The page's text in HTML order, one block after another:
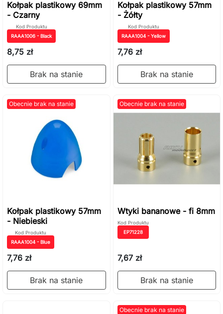
Kołpak plastikowy 69mm
- Czarny
Kod Produktu
RAAA1006 - Black
8,75 zł
Brak na stanie
Kołpak plastikowy 57mm
- Żółty
Kod Produktu
RAAA1004 - Yellow
7,76 zł
Brak na stanie
Obecnie brak na stanie
Kołpak plastikowy 57mm
- Niebieski
Kod Produktu
RAAA1004 - Blue
7,76 zł
Brak na stanie
Obecnie brak na stanie
Wtyki bananowe - fi 8mm
Kod Produktu
EP71228
7,67 zł
Brak na stanie
Obecnie brak na stanie